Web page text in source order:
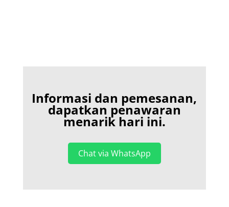
Informasi dan pemesanan,
dapatkan penawaran
menarik hari ini.
Chat via WhatsApp